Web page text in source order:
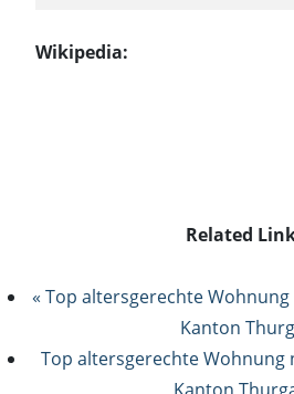
Wikipedia:
Related
« Top altersgerechte
Kanton
Top altersgerechte Wohnung